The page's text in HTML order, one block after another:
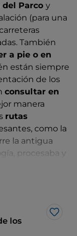
del Parco y
(para una
También
a pie o en
están siempre
de los
consultar en
manera
rutas
como la
la antigua
procesaba y
Me
los